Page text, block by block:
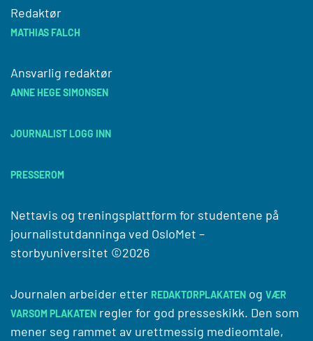
Redaktør
MATHIAS FALCH
Ansvarlig redaktør
ANNE HEGE SIMONSEN
JOURNALIST LOGG INN
PRESSEROM
Nettavis og treningsplattform for studentene på
journalistutdanninga ved OsloMet –
storbyuniversitet ©2026
Journalen arbeider etter REDAKTØRPLAKATEN og VÆR
VARSOM PLAKATEN regler for god presseskikk. Den som
mener seg rammet av urettmessig medieomtale,